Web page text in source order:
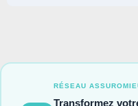
RÉSEAU
Transformez